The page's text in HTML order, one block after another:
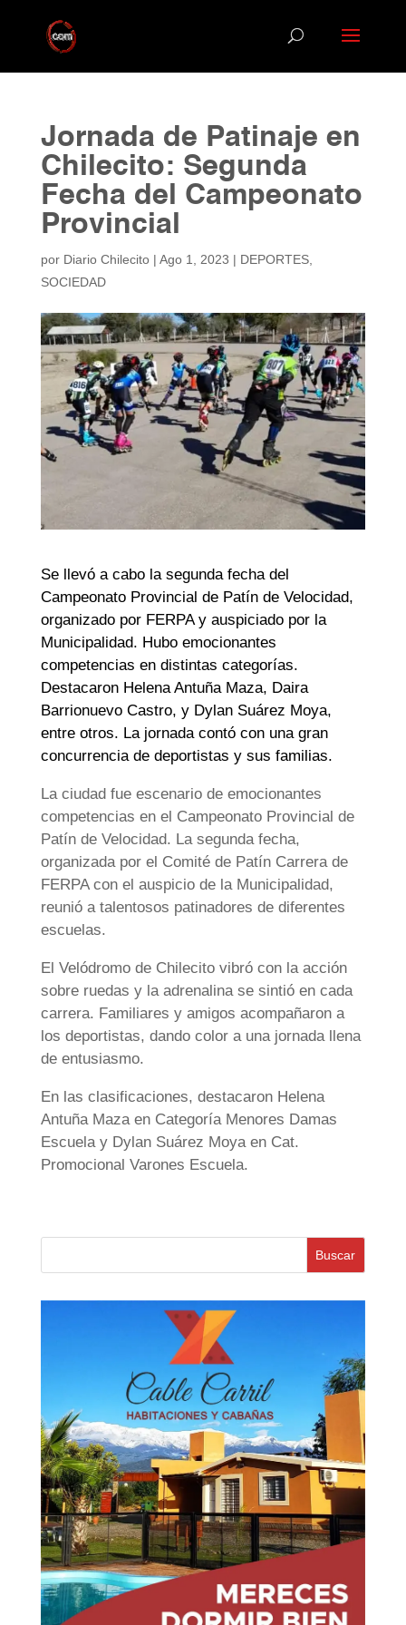
Jornada de Patinaje en
Chilecito: Segunda
Fecha del Campeonato
Provincial
por Diario Chilecito| Ago 1, 2023 | DEPORTES,
SOCIEDAD
Se llevó a cabo la segunda fecha del
Campeonato Provincial de Patín de Velocidad,
organizado por FERPA y auspiciado por la
Municipalidad. Hubo emocionantes
competencias en distintas categorías.
Destacaron Helena Antuña Maza, Daira
Barrionuevo Castro, y Dylan Suárez Moya,
entre otros. La jornada contó con una gran
concurrencia de deportistas y sus familias.
La ciudad fue escenario de emocionantes
competencias en el Campeonato Provincial de
Patín de Velocidad. La segunda fecha,
organizada por el Comité de Patín Carrera de
FERPA con el auspicio de la Municipalidad,
reunió a talentosos patinadores de diferentes
escuelas.
El Velódromo de Chilecito vibró con la acción
sobre ruedas y la adrenalina se sintió en cada
carrera. Familiares y amigos acompañaron a
los deportistas, dando color a una jornada llena
de entusiasmo.
En las clasificaciones, destacaron Helena
Antuña Maza en Categoría Menores Damas
Escuela y Dylan Suárez Moya en Cat.
Promocional Varones Escuela.
Buscar